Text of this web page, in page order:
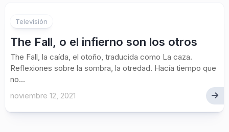
Televisión
The Fall, o el infierno son los otros
The Fall, la caída, el otoño, traducida como La caza.
Reflexiones sobre la sombra, la otredad. Hacía tiempo que
no...
noviembre 12, 2021